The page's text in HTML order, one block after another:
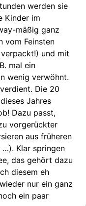
werden sie
Kinder im
mäßig ganz
vom Feinsten
und mit
mal ein
wenig verwöhnt.
Die 20
Jahres
Dazu passt,
vorgerückter
aus früheren
…). Klar springen
das gehört dazu
diesem eh
nur ein ganz
ein paar